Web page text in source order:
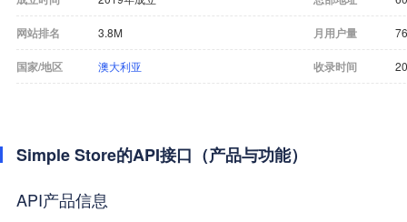
网站排名 3.8M 月用户量 76
国家/地区 澳大利亚 收录时间
Simple Store的API接口（产品与功能）
API产品信息